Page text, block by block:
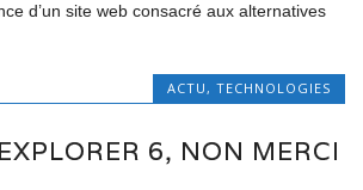
d’un site web consacré aux alternatives
ACTU, TECHNOLOGIES
6, NON MERCI